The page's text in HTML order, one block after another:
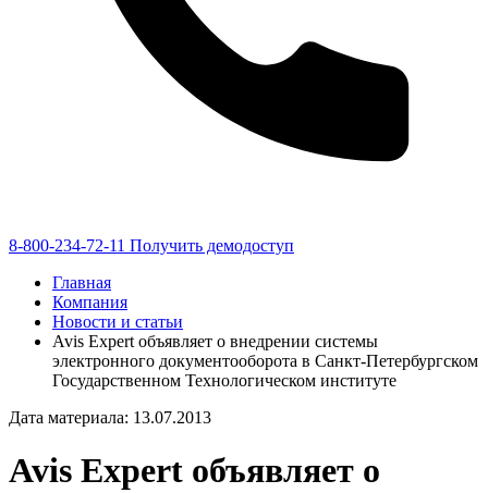
8-800-234-72-11 Получить демодоступ
Главная
Компания
Новости и статьи
Avis Expert объявляет о внедрении системы
электронного документооборота в Санкт-Петербургском
Государственном Технологическом институте
Дата материала: 13.07.2013
Avis Expert объявляет о